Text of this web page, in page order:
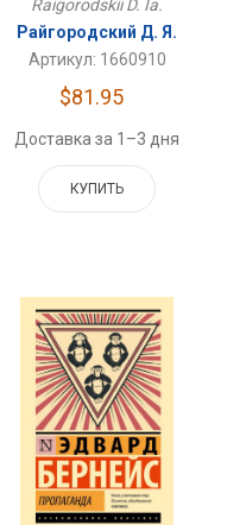
Raigorodskii D. Ia.
Райгородский Д. Я.
Артикул: 1660910
$81.95
Доставка за 1–3 дня
КУПИТЬ